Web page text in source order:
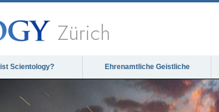
Zürich
Scientology? Ehrenamtliche Geistliche